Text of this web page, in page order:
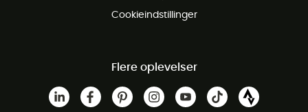
Cookieindstillinger
Flere oplevelser